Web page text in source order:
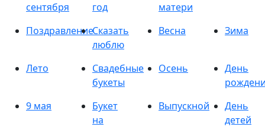
сентября
год
матери
ПоздравлениеСказать
люблю
Весна Зима
Лето
Свадебные
букеты
Осень
День
9 мая
Букет
на
Выпускной
День
детей